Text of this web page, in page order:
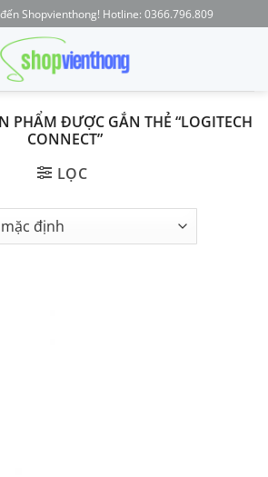
Shopvienthong! Hotline: 0366.796.809
PHẨM ĐƯỢC GẮN THẺ “LOGITECH
CONNECT”
LỌC